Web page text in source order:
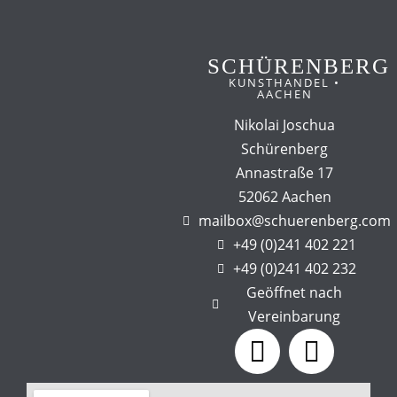
SCHÜRENBERG
KUNSTHANDEL •
AACHEN
Nikolai Joschua
Schürenberg
Annastraße 17
52062 Aachen
mailbox@schuerenberg.com
+49 (0)241 402 221
+49 (0)241 402 232
Geöffnet nach
Vereinbarung